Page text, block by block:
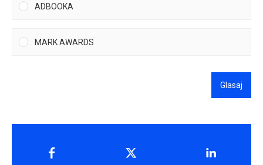
ADBOOKA
MARK AWARDS
Glasaj